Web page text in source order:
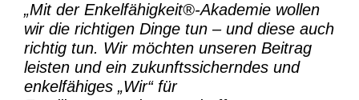
„Mit der Enkelfähigkeit®-Akademiewollen
wir die richtigen Dinge tun – und diese auch
richtig tun. Wir möchten unseren Beitrag
leisten und ein zukunftssicherndes und
enkelfähiges „Wir“ für